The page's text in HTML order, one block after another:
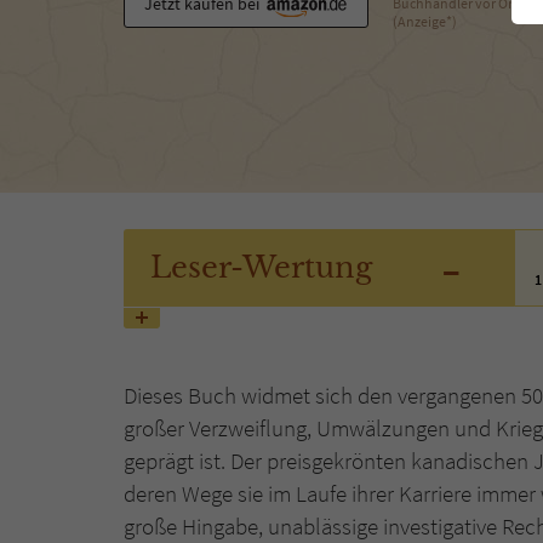
(Anzeige*)
Leser-Wertung -
1
Dieses Buch widmet sich den vergangenen
großer Verzweiflung, Umwälzungen und
geprägt ist. Der preisgekrönten
deren Wege sie im Laufe ihrer Karriere
große Hingabe, unablässige investigative